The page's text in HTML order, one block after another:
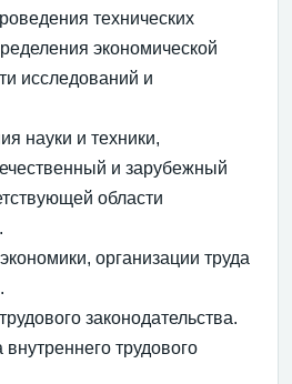
технических
экономической
исследований и
науки и техники,
и зарубежный
области
организации труда
законодательства.
трудового